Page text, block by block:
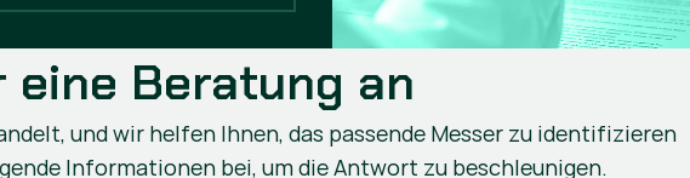
eine Beratung an
und wir helfen Ihnen, das passende Messer zu identifizieren
Informationen bei, um die Antwort zu beschleunigen.